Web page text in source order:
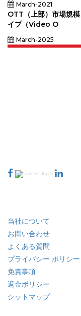
March-2021
OTT（上部）市場規
イプ（Video O
March-2025
当社について
お問い合わせ
よくある質問
プライバシー ポリシー
免責事項
返金ポリシー
シットマップ